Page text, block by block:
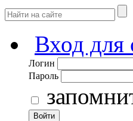
Вход для
Логин
Пароль
Войти